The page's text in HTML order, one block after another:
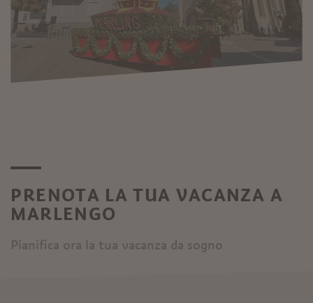
PRENOTA LA TUA VACANZA A
MARLENGO
Pianifica ora la tua vacanza da sogno